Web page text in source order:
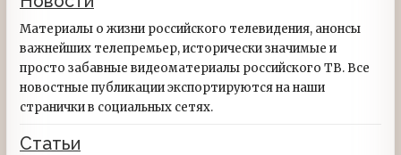
Материалы о жизни российского телевидения, анонсы
важнейших телепремьер, исторически значимые и
просто забавные видеоматериалы российского ТВ. Все
новостные публикации экспортируются на наши
странички в социальных сетях.
Статьи